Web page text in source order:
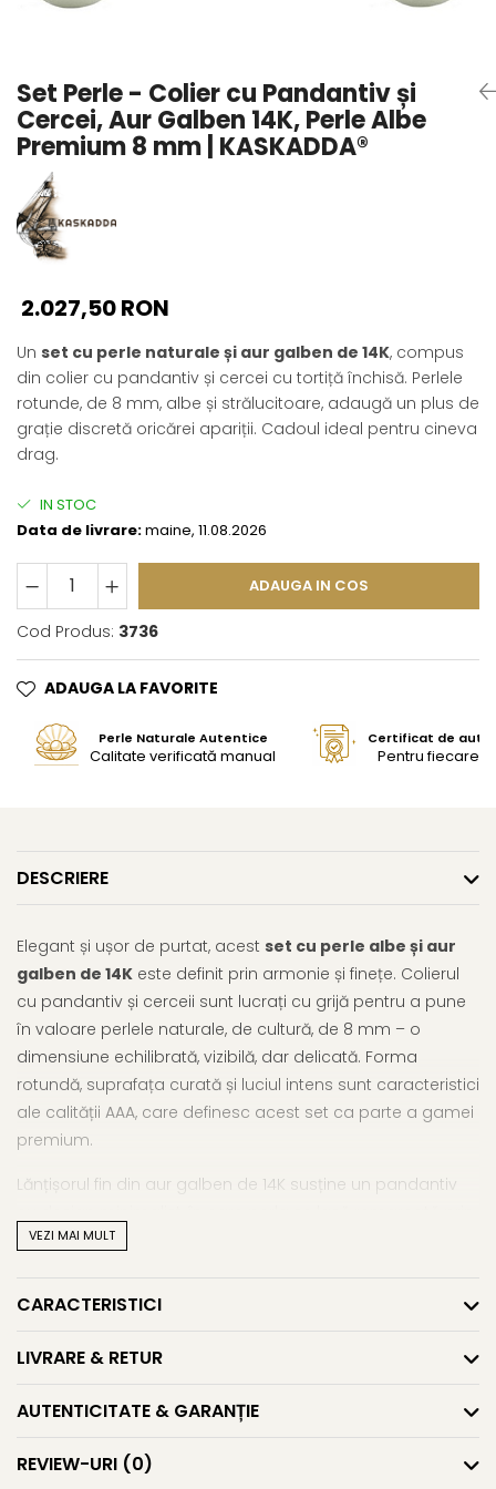
Seturi Perle cu Argint
Pandantive cu Perle
Brose cu Perle
Set Perle - Colier cu Pandantiv și
Cercei, Aur Galben 14K, Perle Albe
Premium 8 mm | KASKADDA®
2.027,50 RON
Un set cu perle naturale și aur galben de 14K, compus
din colier cu pandantiv și cercei cu tortiță închisă. Perlele
rotunde, de 8 mm, albe și strălucitoare, adaugă un plus de
grație discretă oricărei apariții. Cadoul ideal pentru cineva
drag.
IN STOC
Data de livrare:maine, 11.08.2026
ADAUGA IN COS
Cod Produs: 3736
ADAUGA LA FAVORITE
Perle Naturale Autentice
Calitate verificată manual
Certificat de
Pentru fiecare
DESCRIERE
Elegant și ușor de purtat, acest set cu perle albe și aur
galben de 14K este definit prin armonie și finețe. Colierul
cu pandantiv și cerceii sunt lucrați cu grijă pentru a pune
în valoare perlele naturale, de cultură, de 8 mm – o
dimensiune echilibrată, vizibilă, dar delicată. Forma
rotundă, suprafața curată și luciul intens sunt caracteristici
ale calității AAA, care definesc acest set ca parte a gamei
premium.
Lănțișorul fin din aur galben de 14K susține un pandantiv
simplitate. Cerceii, cu tortiță închisă și model lalea, se
cât și pentru evenimente. Setul este o alegere ideală
– piese care se remarcă prin echilibru, nu prin exces.
certificat de autenticitate și livrat într-o prezentare
elegantă, gata să fie dăruit sau păstrat cu grijă ca bijuterie
VEZI MAI MULT
CARACTERISTICI
LIVRARE & RETUR
AUTENTICITATE & GARANȚIE
REVIEW-URI (0)